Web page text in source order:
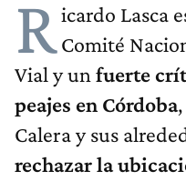
Ricardo Lasca
Comité
Vial y un fuerte
peajes en Córdoba
Calera y sus
rechazar la